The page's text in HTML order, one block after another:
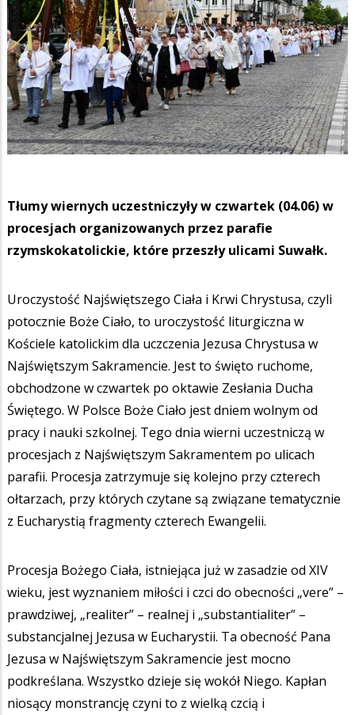
Tłumy wiernych uczestniczyły w czwartek (04.06) w
procesjach organizowanych przez parafie
rzymskokatolickie, które przeszły ulicami Suwałk.
Uroczystość Najświętszego Ciała i Krwi Chrystusa, czyli
potocznie Boże Ciało, to uroczystość liturgiczna w
Kościele katolickim dla uczczenia Jezusa Chrystusa w
Najświętszym Sakramencie. Jest to święto ruchome,
obchodzone w czwartek po oktawie Zesłania Ducha
Świętego. W Polsce Boże Ciało jest dniem wolnym od
pracy i nauki szkolnej. Tego dnia wierni uczestniczą w
procesjach z Najświętszym Sakramentem po ulicach
parafii. Procesja zatrzymuje się kolejno przy czterech
ołtarzach, przy których czytane są związane tematycznie
z Eucharystią fragmenty czterech Ewangelii.
Procesja Bożego Ciała, istniejąca już w zasadzie od XIV
wieku, jest wyznaniem miłości i czci do obecności „vere” –
prawdziwej, „realiter” – realnej i „substantialiter” –
substancjalnej Jezusa w Eucharystii. Ta obecność Pana
Jezusa w Najświętszym Sakramencie jest mocno
podkreślana. Wszystko dzieje się wokół Niego. Kapłan
niosący monstrancję czyni to z wielką czcią i